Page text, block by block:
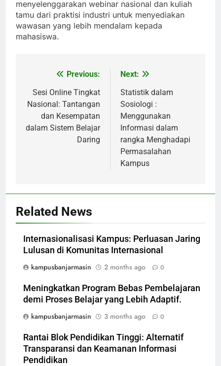
menyelenggarakan webinar nasional dan kuliah
tamu dari praktisi industri untuk menyediakan
wawasan yang lebih mendalam kepada
mahasiswa.
navigation
Previous:
Sesi Online Tingkat
Nasional: Tantangan
dan Kesempatan
dalam Sistem Belajar
Daring
Next:
Statistik dalam
Sosiologi :
Menggunakan
Informasi dalam
rangka Menghadapi
Permasalahan
Kampus
Related News
Internasionalisasi Kampus: Perluasan Jaring
Lulusan di Komunitas Internasional
kampusbanjarmasin
2 months ago 0
Meningkatkan Program Bebas Pembelajaran
demi Proses Belajar yang Lebih Adaptif.
kampusbanjarmasin
3 months ago 0
Rantai Blok Pendidikan Tinggi: Alternatif
Transparansi dan Keamanan Informasi
Pendidikan